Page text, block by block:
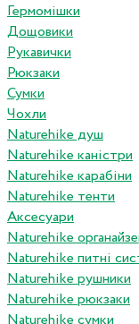
Гермомішки
Дощовики
Рукавички
Рюкзаки
Сумки
Чохли
Naturehike душ
Naturehike каністри
Naturehike карабіни
Naturehike тенти
Аксесуари
Naturehike
Naturehike питні
Naturehike рушники
Naturehike рюкзаки